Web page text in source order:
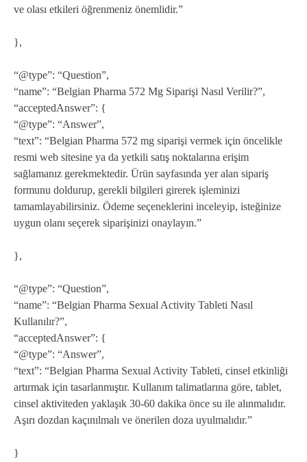
ve olası etkileri öğrenmeniz önemlidir.”
},
“@type”: “Question”,
“name”: “Belgian Pharma 572 Mg Siparişi Nasıl Verilir?”,
“acceptedAnswer”: {
“@type”: “Answer”,
“text”: “Belgian Pharma 572 mg siparişi vermek için öncelikle
resmi web sitesine ya da yetkili satış noktalarına erişim
sağlamanız gerekmektedir. Ürün sayfasında yer alan sipariş
formunu doldurup, gerekli bilgileri girerek işleminizi
tamamlayabilirsiniz. Ödeme seçeneklerini inceleyip, isteğinize
uygun olanı seçerek siparişinizi onaylayın.”
},
“@type”: “Question”,
“name”: “Belgian Pharma Sexual Activity Tableti Nasıl
Kullanılır?”,
“acceptedAnswer”: {
“@type”: “Answer”,
“text”: “Belgian Pharma Sexual Activity Tableti, cinsel etkinliği
artırmak için tasarlanmıştır. Kullanım talimatlarına göre, tablet,
cinsel aktiviteden yaklaşık 30-60 dakika önce su ile alınmalıdır.
Aşırı dozdan kaçınılmalı ve önerilen doza uyulmalıdır.”
}